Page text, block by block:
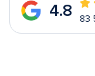
4.8 83